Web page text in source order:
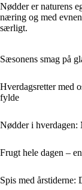
Nødder er naturens
næring og med
særligt.
Sæsonens smag på
Hverdagsretter med
fylde
Nødder i hverdagen:
Frugt hele dagen –
Spis med